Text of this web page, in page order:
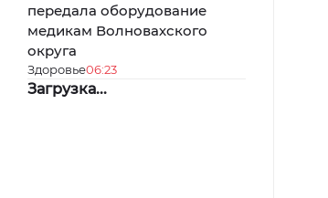
передала оборудование
медикам Волновахского
округа
Здоровье06:23
Загрузка...